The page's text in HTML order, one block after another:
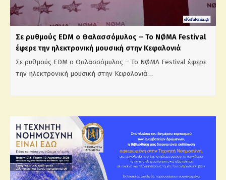
Σε ρυθμούς EDM ο Θαλασσόμυλος – Το NØMA Festival
έφερε την ηλεκτρονική μουσική στην Κεφαλονιά
Σε ρυθμούς EDM ο Θαλασσόμυλος – Το NØMA Festival έφερε
την ηλεκτρονική μουσική στην Κεφαλονιά…